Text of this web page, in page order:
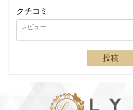
クチコミ
投稿